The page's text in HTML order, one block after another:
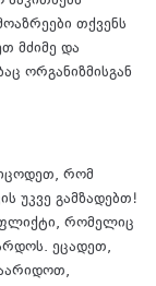
თქვენს
მძიმე და
ორგანიზმისგან
რომ
უკვე გამზადებთ!
რომელიც
ეცადეთ,